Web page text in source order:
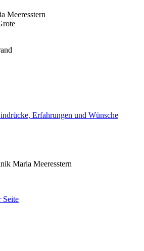
Meeresstern
Erfahrungen und Wünsche
Maria Meeresstern
Seite